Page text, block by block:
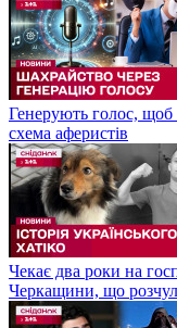
Генерують голос, щоб
схема аферистів
Чекає два роки на
Черкащини, що